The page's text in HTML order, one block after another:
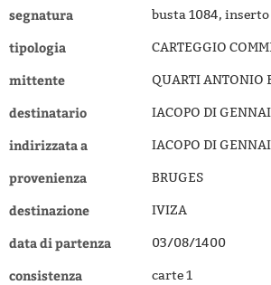
segnatura busta 1084, inserto
tipologia CARTEGGIO
mittente QUARTI ANTONIO
destinatario IACOPO DI
indirizzata a IACOPO DI
provenienza BRUGES
destinazione IVIZA
data di partenza 03/08/1400
consistenza carte 1